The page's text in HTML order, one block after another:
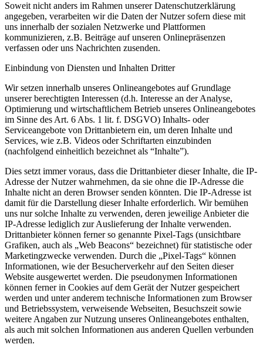
Soweit nicht anders im Rahmen unserer Datenschutzerklärung
angegeben, verarbeiten wir die Daten der Nutzer sofern diese mit
uns innerhalb der sozialen Netzwerke und Plattformen
kommunizieren, z.B. Beiträge auf unseren Onlinepräsenzen
verfassen oder uns Nachrichten zusenden.
Einbindung von Diensten und Inhalten Dritter
Wir setzen innerhalb unseres Onlineangebotes auf Grundlage
unserer berechtigten Interessen (d.h. Interesse an der Analyse,
Optimierung und wirtschaftlichem Betrieb unseres Onlineangebotes
im Sinne des Art. 6 Abs. 1 lit. f. DSGVO) Inhalts- oder
Serviceangebote von Drittanbietern ein, um deren Inhalte und
Services, wie z.B. Videos oder Schriftarten einzubinden
(nachfolgend einheitlich bezeichnet als “Inhalte”).
Dies setzt immer voraus, dass die Drittanbieter dieser Inhalte, die IP-
Adresse der Nutzer wahrnehmen, da sie ohne die IP-Adresse die
Inhalte nicht an deren Browser senden könnten. Die IP-Adresse ist
damit für die Darstellung dieser Inhalte erforderlich. Wir bemühen
uns nur solche Inhalte zu verwenden, deren jeweilige Anbieter die
IP-Adresse lediglich zur Auslieferung der Inhalte verwenden.
Drittanbieter können ferner so genannte Pixel-Tags (unsichtbare
Grafiken, auch als „Web Beacons“ bezeichnet) für statistische oder
Marketingzwecke verwenden. Durch die „Pixel-Tags“ können
Informationen, wie der Besucherverkehr auf den Seiten dieser
Website ausgewertet werden. Die pseudonymen Informationen
können ferner in Cookies auf dem Gerät der Nutzer gespeichert
werden und unter anderem technische Informationen zum Browser
und Betriebssystem, verweisende Webseiten, Besuchszeit sowie
weitere Angaben zur Nutzung unseres Onlineangebotes enthalten,
als auch mit solchen Informationen aus anderen Quellen verbunden
werden.